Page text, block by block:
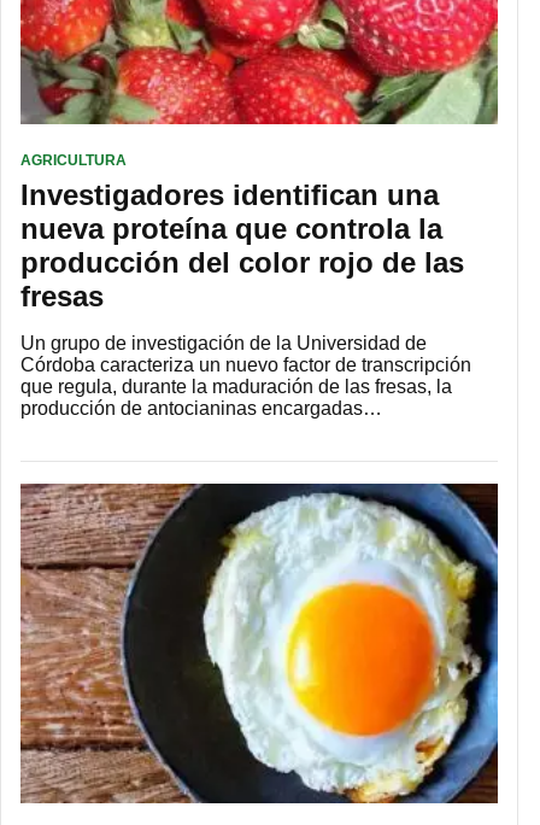
AGRICULTURA
Investigadores identifican una
nueva proteína que controla la
producción del color rojo de las
fresas
Un grupo de investigación de la Universidad de
Córdoba caracteriza un nuevo factor de transcripción
que regula, durante la maduración de las fresas, la
producción de antocianinas encargadas…